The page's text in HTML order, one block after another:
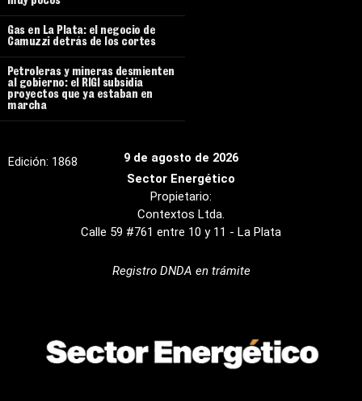
9 de agosto de 2026
Edición: 1868
Sector Energético
Propietario:
Contextos Ltda.
Calle 59 #761 entre 10 y 11 - La Plata
Registro DNDA en trámite
Gas en La Plata: el negocio de
Camuzzi detrás de los cortes
Petroleras y mineras desmienten
al gobierno: el RIGI subsidia
proyectos que ya estaban en
marcha